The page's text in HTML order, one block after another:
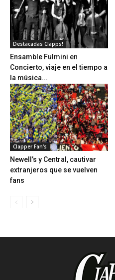
Destacadas Clapps!
Ensamble Fulmini en
Concierto, viaje en el tiempo a
la música...
Clapper Fan's
Newell’s y Central, cautivar
extranjeros que se vuelven
fans